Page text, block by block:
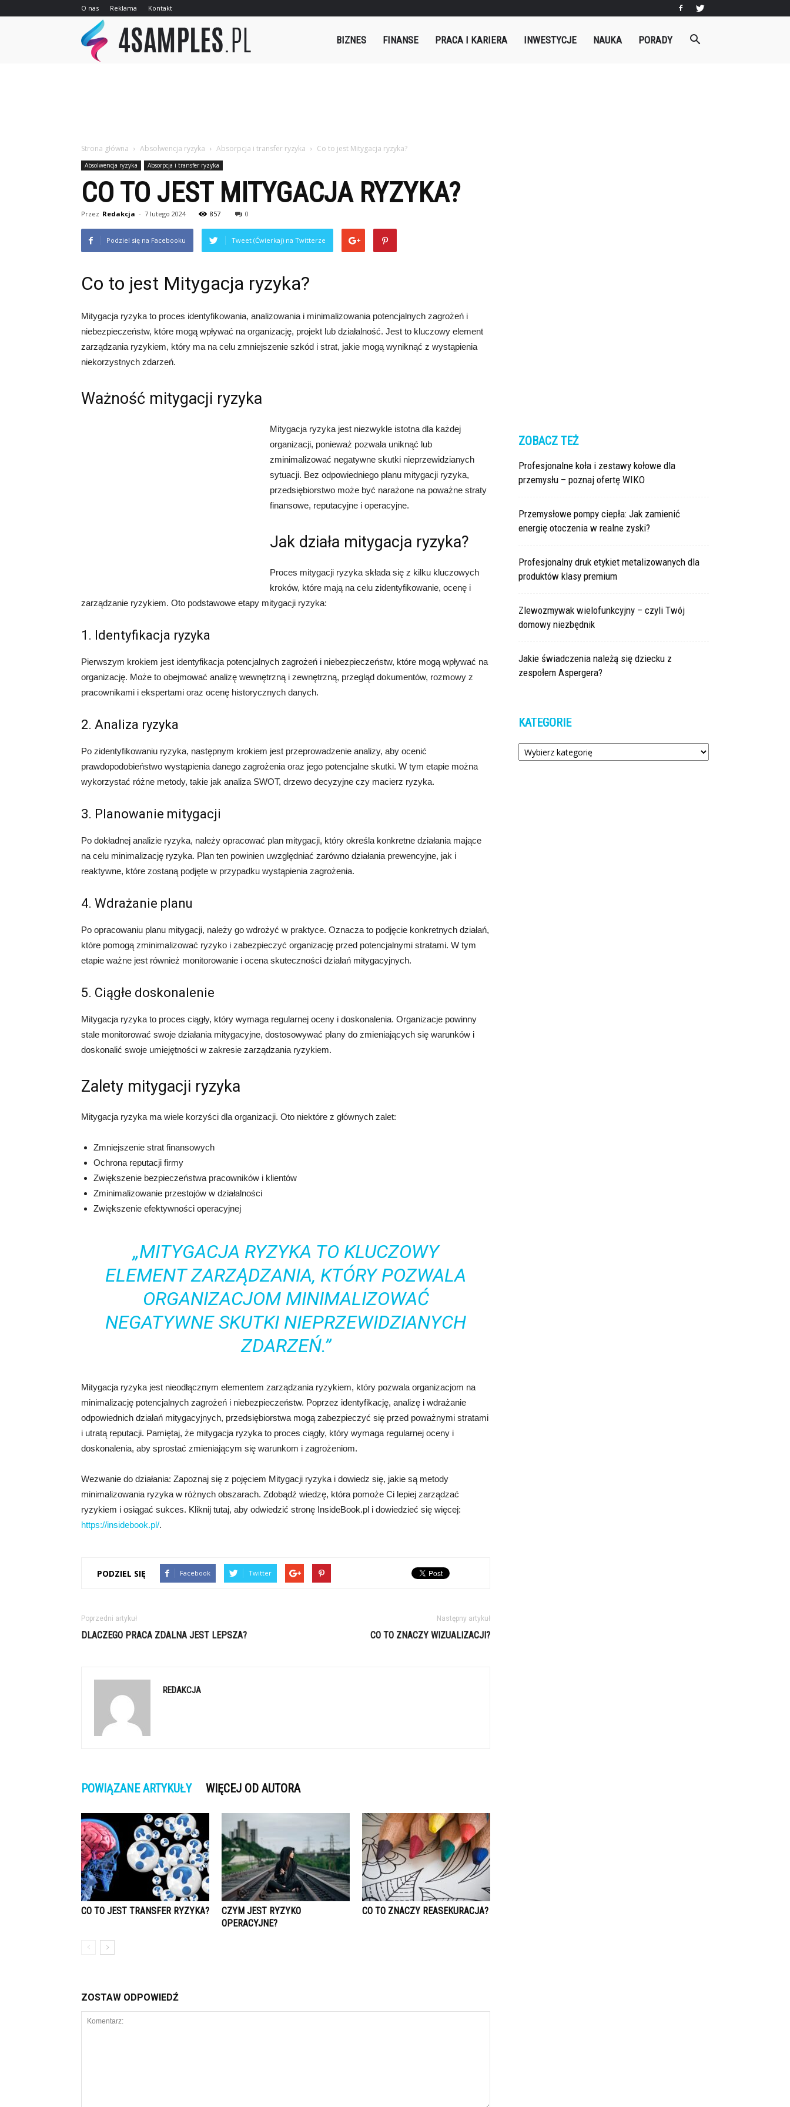
O nas Reklama Kontakt
BIZNES FINANSE PRACA I KARIERA INWESTYCJE NAUKA PORADY
Strona główna Absolwencja ryzyka Absorpcja i transfer ryzyka Co to jest Mitygacja ryzyka?
Absolwencja ryzyka Absorpcja i transfer ryzyka
CO TO JEST MITYGACJA RYZYKA?
Przez Redakcja - 7 lutego 2024 857 0
Podziel się na Facebooku Tweet (Ćwierkaj) na Twitterze
Co to jest Mitygacja ryzyka?
Mitygacja ryzyka to proces identyfikowania, analizowania i minimalizowania potencjalnych zagrożeń i
niebezpieczeństw, które mogą wpływać na organizację, projekt lub działalność. Jest to kluczowy element
zarządzania ryzykiem, który ma na celu zmniejszenie szkód i strat, jakie mogą wyniknąć z wystąpienia
niekorzystnych zdarzeń.
Ważność mitygacji ryzyka
Mitygacja ryzyka jest niezwykle istotna dla każdej
organizacji, ponieważ pozwala uniknąć lub
zminimalizować negatywne skutki nieprzewidzianych
sytuacji. Bez odpowiedniego planu mitygacji ryzyka,
przedsiębiorstwo może być narażone na poważne straty
finansowe, reputacyjne i operacyjne.
Jak działa mitygacja ryzyka?
Proces mitygacji ryzyka składa się z kilku kluczowych
kroków, które mają na celu zidentyfikowanie, ocenę i
zarządzanie ryzykiem. Oto podstawowe etapy mitygacji ryzyka:
1. Identyfikacja ryzyka
Pierwszym krokiem jest identyfikacja potencjalnych zagrożeń i niebezpieczeństw, które mogą wpływać na
organizację. Może to obejmować analizę wewnętrzną i zewnętrzną, przegląd dokumentów, rozmowy z
pracownikami i ekspertami oraz ocenę historycznych danych.
2. Analiza ryzyka
Po zidentyfikowaniu ryzyka, następnym krokiem jest przeprowadzenie analizy, aby ocenić
prawdopodobieństwo wystąpienia danego zagrożenia oraz jego potencjalne skutki. W tym etapie można
wykorzystać różne metody, takie jak analiza SWOT, drzewo decyzyjne czy macierz ryzyka.
3. Planowanie mitygacji
Po dokładnej analizie ryzyka, należy opracować plan mitygacji, który określa konkretne działania mające
na celu minimalizację ryzyka. Plan ten powinien uwzględniać zarówno działania prewencyjne, jak i
reaktywne, które zostaną podjęte w przypadku wystąpienia zagrożenia.
4. Wdrażanie planu
Po opracowaniu planu mitygacji, należy go wdrożyć w praktyce. Oznacza to podjęcie konkretnych działań,
które pomogą zminimalizować ryzyko i zabezpieczyć organizację przed potencjalnymi stratami. W tym
etapie ważne jest również monitorowanie i ocena skuteczności działań mitygacyjnych.
5. Ciągłe doskonalenie
Mitygacja ryzyka to proces ciągły, który wymaga regularnej oceny i doskonalenia. Organizacje powinny
stale monitorować swoje działania mitygacyjne, dostosowywać plany do zmieniających się warunków i
doskonalić swoje umiejętności w zakresie zarządzania ryzykiem.
Zalety mitygacji ryzyka
Mitygacja ryzyka ma wiele korzyści dla organizacji. Oto niektóre z głównych zalet:
Zmniejszenie strat finansowych
Ochrona reputacji firmy
Zwiększenie bezpieczeństwa pracowników i klientów
Zminimalizowanie przestojów w działalności
Zwiększenie efektywności operacyjnej
„MITYGACJA RYZYKA TO KLUCZOWY
ELEMENT ZARZĄDZANIA, KTÓRY POZWALA
ORGANIZACJOM MINIMALIZOWAĆ
NEGATYWNE SKUTKI NIEPRZEWIDZIANYCH
ZDARZEŃ.”
Mitygacja ryzyka jest nieodłącznym elementem zarządzania ryzykiem, który pozwala organizacjom na
minimalizację potencjalnych zagrożeń i niebezpieczeństw. Poprzez identyfikację, analizę i wdrażanie
odpowiednich działań mitygacyjnych, przedsiębiorstwa mogą zabezpieczyć się przed poważnymi stratami
i utratą reputacji. Pamiętaj, że mitygacja ryzyka to proces ciągły, który wymaga regularnej oceny i
doskonalenia, aby sprostać zmieniającym się warunkom i zagrożeniom.
Wezwanie do działania: Zapoznaj się z pojęciem Mitygacji ryzyka i dowiedz się, jakie są metody
minimalizowania ryzyka w różnych obszarach. Zdobądź wiedzę, która pomoże Ci lepiej zarządzać
ryzykiem i osiągać sukces. Kliknij tutaj, aby odwiedzić stronę InsideBook.pl i dowiedzieć się więcej:
https://insidebook.pl/.
PODZIEL SIĘ Facebook Twitter
Poprzedni artykuł
DLACZEGO PRACA ZDALNA JEST LEPSZA?
Następny artykuł
CO TO ZNACZY WIZUALIZACJI?
REDAKCJA
POWIĄZANE ARTYKUŁY WIĘCEJ OD AUTORA
CO TO JEST TRANSFER RYZYKA?
CZYM JEST RYZYKO
OPERACYJNE?
CO TO ZNACZY REASEKURACJA?
ZOSTAW ODPOWIEDŹ
ZOBACZ TEŻ
Profesjonalne koła i zestawy kołowe dla
przemysłu – poznaj ofertę WIKO
Przemysłowe pompy ciepła: Jak zamienić
energię otoczenia w realne zyski?
Profesjonalny druk etykiet metalizowanych dla
produktów klasy premium
Zlewozmywak wielofunkcyjny – czyli Twój
domowy niezbędnik
Jakie świadczenia należą się dziecku z
zespołem Aspergera?
KATEGORIE
Kategorie